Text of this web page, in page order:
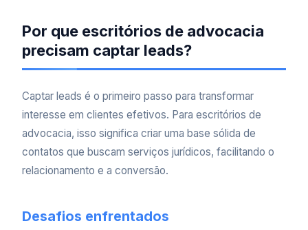
Por que escritórios de advocacia
precisam captar leads?
Captar leads é o primeiro passo para transformar
interesse em clientes efetivos. Para escritórios de
advocacia, isso significa criar uma base sólida de
contatos que buscam serviços jurídicos, facilitando o
relacionamento e a conversão.
Desafios enfrentados